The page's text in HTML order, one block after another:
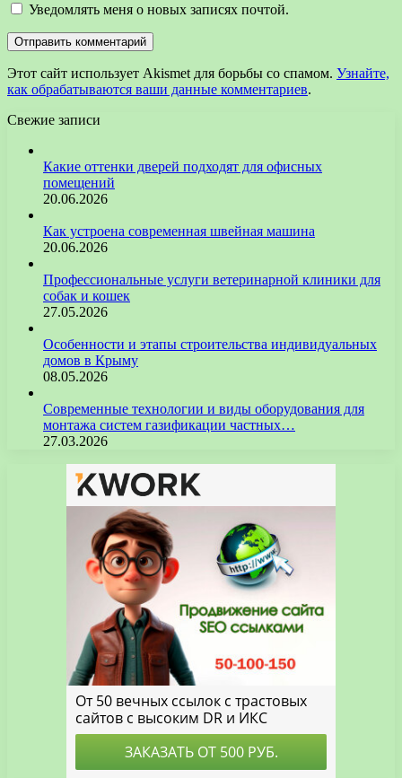
Уведомлять меня о новых записях почтой.
Этот сайт использует Akismet для борьбы со спамом. Узнайте,
как обрабатываются ваши данные комментариев.
Свежие записи
Какие оттенки дверей подходят для офисных
помещений
20.06.2026
Как устроена современная швейная машина
20.06.2026
Профессиональные услуги ветеринарной клиники для
собак и кошек
27.05.2026
Особенности и этапы строительства индивидуальных
домов в Крыму
08.05.2026
Современные технологии и виды оборудования для
монтажа систем газификации частных…
27.03.2026